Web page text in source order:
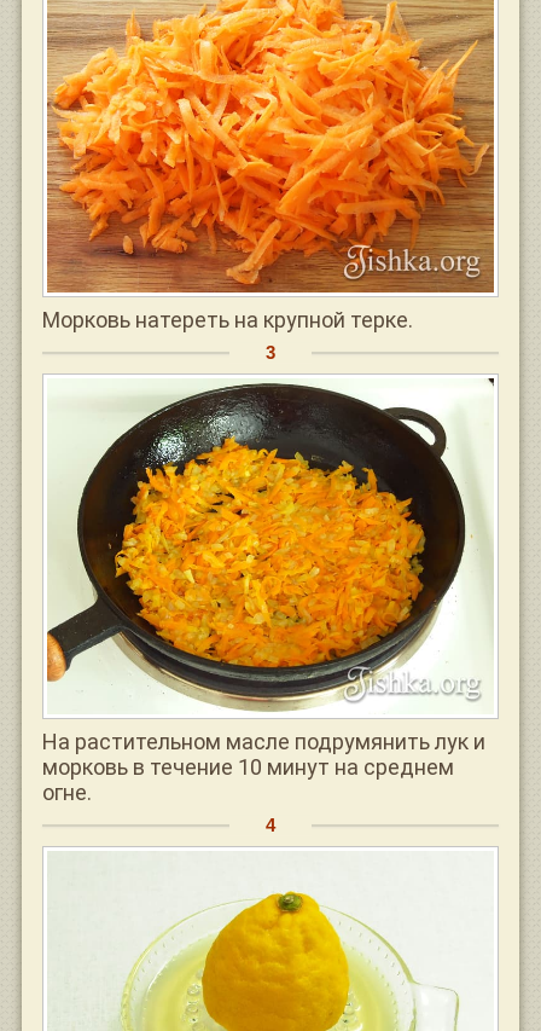
Морковь натереть на крупной терке.
На растительном масле подрумянить лук и
морковь в течение 10 минут на среднем
огне.